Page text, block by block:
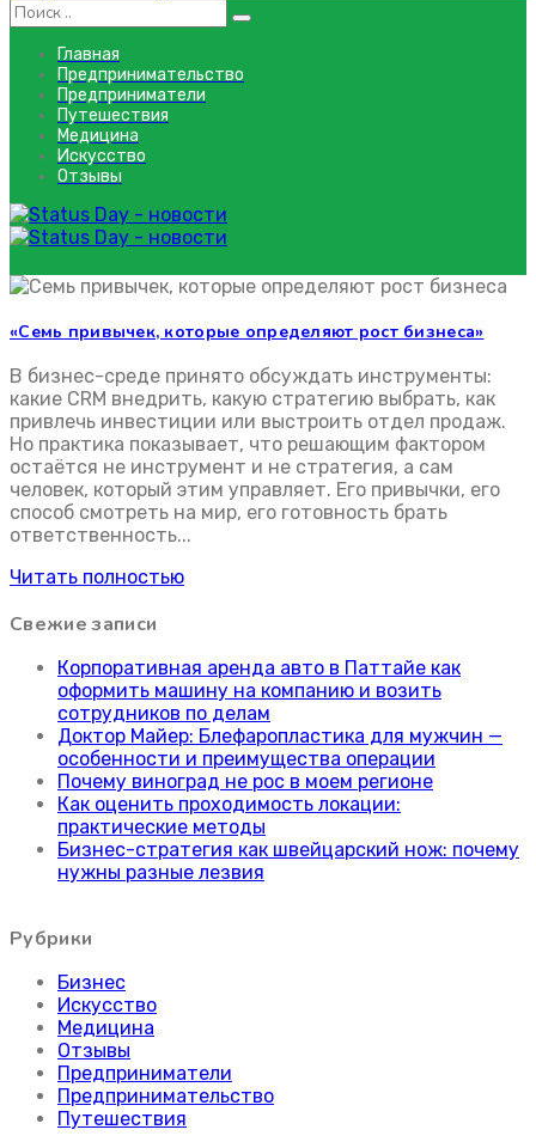
Главная
Предпринимательство
Предприниматели
Путешествия
Медицина
Искусство
Отзывы
не обвинять других в бизнесе
не обвинять других в
«Семь привычек, которые определяют рост бизнеса»
В бизнес-среде принято обсуждать инструменты:
какие CRM внедрить, какую стратегию выбрать, как
привлечь инвестиции или выстроить отдел продаж.
Но практика показывает, что решающим фактором
остаётся не инструмент и не стратегия, а сам
человек, который этим управляет. Его привычки, его
способ смотреть на мир, его готовность брать
ответственность...
Читать полностью
Свежие записи
Корпоративная аренда авто в Паттайе как
оформить машину на компанию и возить
сотрудников по делам
Доктор Майер: Блефаропластика для мужчин —
особенности и преимущества операции
Почему виноград не рос в моем регионе
Как оценить проходимость локации:
практические методы
Бизнес-стратегия как швейцарский нож: почему
нужны разные лезвия
Рубрики
Бизнес
Искусство
Медицина
Отзывы
Предприниматели
Предпринимательство
Путешествия